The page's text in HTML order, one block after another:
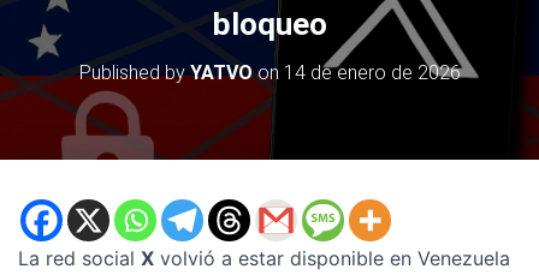
bloqueo
Published byYATVOon 14 de enero de 2026
La red social X volvió a estar disponible en Venezuela